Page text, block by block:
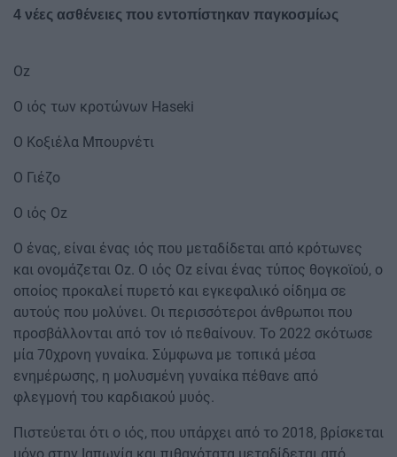
4 νέες ασθένειες που εντοπίστηκαν παγκοσμίως
Oz
Ο ιός των κροτώνων Haseki
Ο Κοξιέλα Μπουρνέτι
Ο Γιέζο
Ο ιός Oz
Ο ένας, είναι ένας ιός που μεταδίδεται από κρότωνες
και ονομάζεται Oz. Ο ιός Oz είναι ένας τύπος θογκοϊού, ο
οποίος προκαλεί πυρετό και εγκεφαλικό οίδημα σε
αυτούς που μολύνει. Οι περισσότεροι άνθρωποι που
προσβάλλονται από τον ιό πεθαίνουν. Το 2022 σκότωσε
μία 70χρονη γυναίκα. Σύμφωνα με τοπικά μέσα
ενημέρωσης, η μολυσμένη γυναίκα πέθανε από
φλεγμονή του καρδιακού μυός.
Πιστεύεται ότι ο ιός, που υπάρχει από το 2018, βρίσκεται